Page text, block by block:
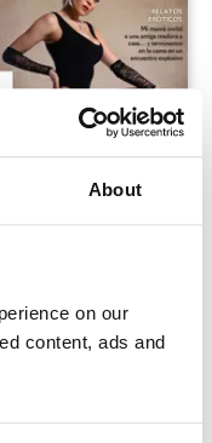
About
on our
content, ads and
Subscription para